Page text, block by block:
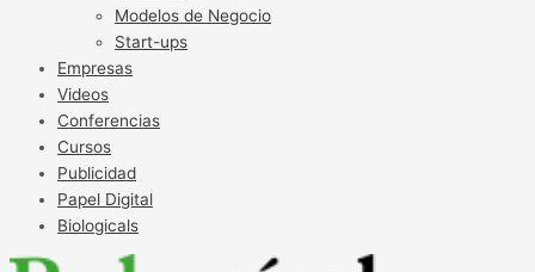
Modelos de Negocio
Start-ups
Empresas
Videos
Conferencias
Cursos
Publicidad
Papel Digital
Biologicals